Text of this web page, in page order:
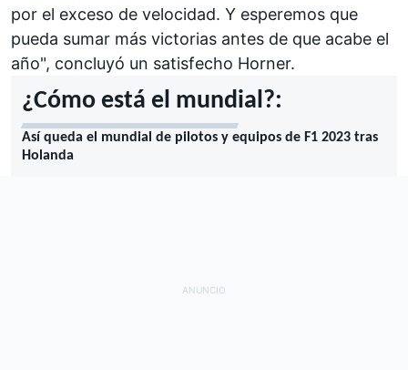
por el exceso de velocidad. Y esperemos que
pueda sumar más victorias antes de que acabe el
año", concluyó un satisfecho Horner.
¿Cómo está el mundial?:
Así queda el mundial de pilotos y equipos de F1 2023 tras
Holanda